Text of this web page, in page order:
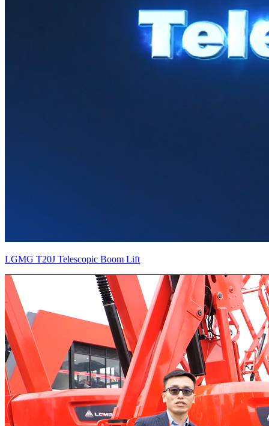
LGMG T20J Telescopic Boom Lift